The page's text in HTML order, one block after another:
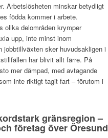
Arbetslösheten minskar betydligt
födda kommer i arbete.
olika delområden krymper
upp, inte minst inom
jobbtillväxten sker huvudsakligen i
har blivit allt färre. På
mer dämpad, med avtagande
inte riktigt tagit fart – förutom i
gränsregion –
företag över Öresund